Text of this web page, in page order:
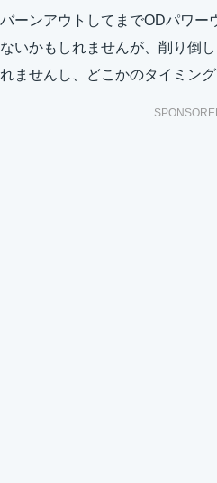
バーンアウトしてまでODパワー
ないかもしれませんが、削り倒
れませんし、どこかのタイミン